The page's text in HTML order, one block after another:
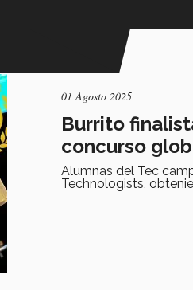
01 Agosto 2025
Burrito
concurso
Alumnas del Tec
Technologists,